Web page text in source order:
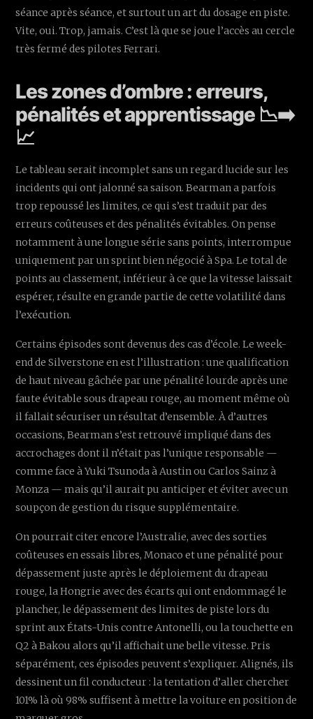
séance après séance, et surtout un art du dosage en piste.
Vite, oui. Trop, jamais. C’est là que se joue l’accès au cercle
très fermé des pilotes Ferrari.
Les zones d’ombre : erreurs,
pénalités et apprentissage 📉➡️
📈
Le tableau serait incomplet sans un regard lucide sur les
incidents qui ont jalonné sa saison. Bearman a parfois
trop repoussé les limites, ce qui s’est traduit par des
erreurs coûteuses et des pénalités évitables. On pense
notamment à une longue série sans points, interrompue
uniquement par un sprint bien négocié à Spa. Le total de
points au classement, inférieur à ce que la vitesse laissait
espérer, résulte en grande partie de cette volatilité dans
l’exécution.
Certains épisodes sont devenus des cas d’école. Le week-
end de Silverstone en est l’illustration : une qualification
de haut niveau gâchée par une pénalité lourde après une
faute évitable sous drapeau rouge, au moment même où
il fallait sécuriser un résultat d’ensemble. À d’autres
occasions, Bearman s’est retrouvé impliqué dans des
accrochages dont il n’était pas l’unique responsable —
comme face à Yuki Tsunoda à Austin ou Carlos Sainz à
Monza — mais qu’il aurait pu anticiper et éviter avec un
soupçon de gestion du risque supplémentaire.
On pourrait citer encore l’Australie, avec des sorties
coûteuses en essais libres, Monaco et une pénalité pour
dépassement juste après le déploiement du drapeau
rouge, la Hongrie avec des écarts qui ont endommagé le
plancher, le dépassement des limites de piste lors du
sprint aux États-Unis contre Antonelli, ou la touchette en
Q2 à Bakou alors qu’il affichait une belle vitesse. Pris
séparément, ces épisodes peuvent s’expliquer. Alignés, ils
dessinent un fil conducteur : la tentation d’aller chercher
101% là où 98% suffisent à mettre la voiture en position de